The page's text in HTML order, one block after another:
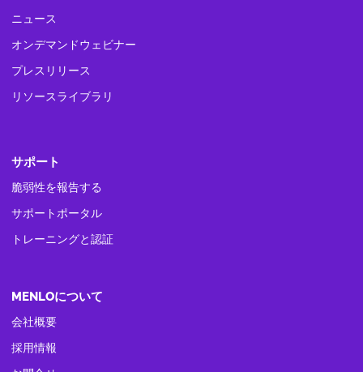
ニュース
オンデマンドウェビナー
プレスリリース
リソースライブラリ
サポート
脆弱性を報告する
サポートポータル
トレーニングと認証
MENLOについて
会社概要
採用情報